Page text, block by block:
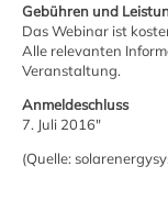
Gebühren und
Das Webinar ist
Alle relevanten
Veranstaltung.
Anmeldeschluss
7. Juli 2016"
(Quelle: